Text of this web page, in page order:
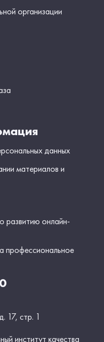
организации
данных
материалов и
развитию онлайн-
профессиональное
17, стр. 1
институт качества